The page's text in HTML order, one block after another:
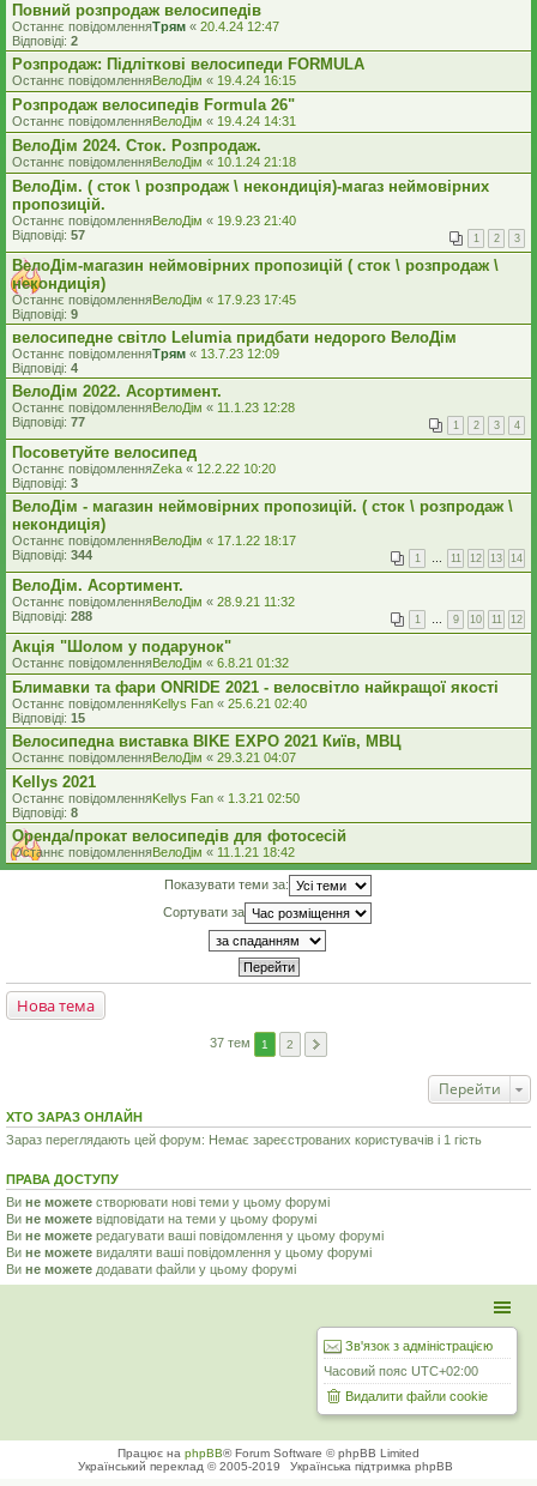
Повний розпродаж велосипедів
Останнє повідомленняТрям « 20.4.24 12:47
Відповіді: 2
Розпродаж: Підліткові велосипеди FORMULA
Останнє повідомленняВелоДім « 19.4.24 16:15
Розпродаж велосипедів Formula 26"
Останнє повідомленняВелоДім « 19.4.24 14:31
ВелоДім 2024. Сток. Розпродаж.
Останнє повідомленняВелоДім « 10.1.24 21:18
ВелоДім. ( сток \ розпродаж \ некондиція)-магаз неймовірних
пропозицій.
Останнє повідомленняВелоДім « 19.9.23 21:40
Відповіді: 57 1 2 3
ВелоДім-магазин неймовірних пропозицій ( сток \ розпродаж \
некондиція)
Останнє повідомленняВелоДім « 17.9.23 17:45
Відповіді: 9
велосипедне світло Lelumia придбати недорого ВелоДім
Останнє повідомленняТрям « 13.7.23 12:09
Відповіді: 4
ВелоДім 2022. Асортимент.
Останнє повідомленняВелоДім « 11.1.23 12:28
Відповіді: 77 1 2 3 4
Посоветуйте велосипед
Останнє повідомленняZeka « 12.2.22 10:20
Відповіді: 3
ВелоДім - магазин неймовірних пропозицій. ( сток \ розпродаж \
некондиція)
Останнє повідомленняВелоДім « 17.1.22 18:17
Відповіді: 344 1 … 11 12 13 14
ВелоДім. Асортимент.
Останнє повідомленняВелоДім « 28.9.21 11:32
Відповіді: 288 1 … 9 10 11 12
Акція "Шолом у подарунок"
Останнє повідомленняВелоДім « 6.8.21 01:32
Блимавки та фари ONRIDE 2021 - велосвітло найкращої якості
Останнє повідомленняKellys Fan « 25.6.21 02:40
Відповіді: 15
Велосипедна виставка BIKE EXPO 2021 Київ, МВЦ
Останнє повідомленняВелоДім « 29.3.21 04:07
Kellys 2021
Останнє повідомленняKellys Fan « 1.3.21 02:50
Відповіді: 8
Оренда/прокат велосипедів для фотосесій
Останнє повідомленняВелоДім « 11.1.21 18:42
Показувати теми за:
Сортувати за
Нова тема
37 тем 1 2
Перейти
ХТО ЗАРАЗ ОНЛАЙН
Зараз переглядають цей форум: Немає зареєстрованих користувачів і 1 гість
ПРАВА ДОСТУПУ
Ви не можете створювати нові теми у цьому форумі
Ви не можете відповідати на теми у цьому форумі
Ви не можете редагувати ваші повідомлення у цьому форумі
Ви не можете видаляти ваші повідомлення у цьому форумі
Ви не можете додавати файли у цьому форумі
Зв'язок з адміністрацією
Часовий пояс UTC+02:00
Видалити файли cookie
Працює на phpBB® Forum Software © phpBB Limited
Український переклад © 2005-2019
Українська підтримка phpBB